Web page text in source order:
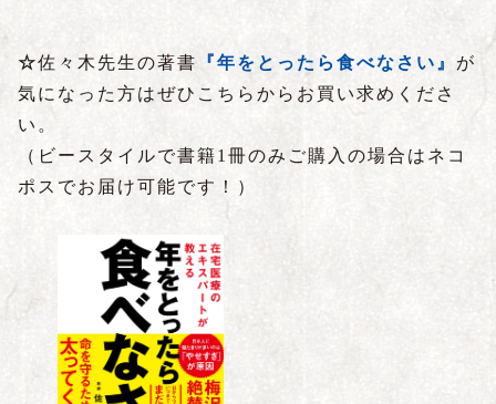
☆佐々木先生の著書 『年をとったら食べなさい』 が
気になった方はぜひこちらからお買い求めくださ
い。
（ビースタイルで書籍1冊のみご購入の場合はネコ
ポスでお届け可能です！）